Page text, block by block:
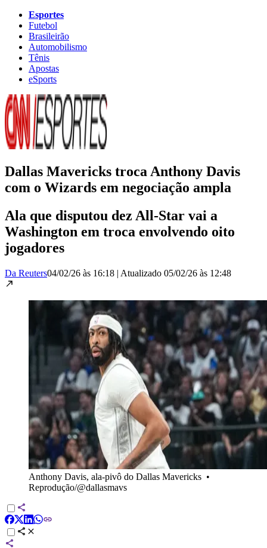
Esportes
Futebol
Brasileirão
Automobilismo
Tênis
Apostas
eSports
Dallas Mavericks troca Anthony Davis
com o Wizards em negociação ampla
Ala que disputou dez All-Star vai a
Washington em troca envolvendo oito
jogadores
Da Reuters04/02/26 às 16:18 | Atualizado 05/02/26 às 12:48
Anthony Davis, ala-pivô do Dallas Mavericks •
Reprodução/@dallasmavs